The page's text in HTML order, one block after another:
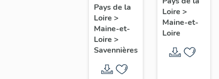
:
présentation
de la
commune
Pays de la
Loire >
Maine-et-
Loire >
Savennières
Loire :
d'étude
Loire >
Maine-et-
Loire